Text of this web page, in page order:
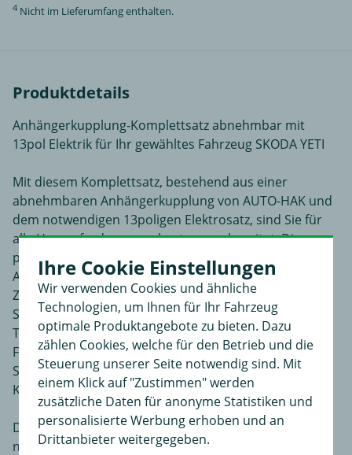
4 Nicht im Lieferumfang enthalten.
Produktdetails
Anhängerkupplung-Komplettsatz abnehmbar mit
13pol Elektrik für Ihr gewähltes Fahrzeug SKODA YETI
Mit diesem Komplettsatz, bestehend aus einer
abnehmbaren Anhängerkupplung von AUTO-HAK und
dem notwendigen 13poligen Elektrosatz, sind Sie für
alle Herausforderungen bestens vorbereitet. Die
passgenau für Ihren SKODA YETI entwickelte
Anhängerkupplung und Elektrik ermöglicht Ihnen das
Ziehen eines Anhängers bis 2000 kg. Dank der 80 kg
Stützlast ist der Komplettsatz auch bestens für den
Transport von Fahrrädern mit einem unserer
Fahrradträger vorbereitet. Bei Nichtgebrauch können
Sie den Kugelkopf einfach abnehmen und im
Kofferraum lagern.
Das Fahrzeug muss nach Verbau des Komplettsatzes
nicht bei einem Sachverständigen vorgeführt werden.
Ihre Cookie Einstellungen
Wir verwenden Cookies und ähnliche
Technologien, um Ihnen für Ihr Fahrzeug
optimale Produktangebote zu bieten. Dazu
zählen Cookies, welche für den Betrieb und die
Steuerung unserer Seite notwendig sind. Mit
einem Klick auf "Zustimmen" werden
zusätzliche Daten für anonyme Statistiken und
personalisierte Werbung erhoben und an
Drittanbieter weitergegeben.